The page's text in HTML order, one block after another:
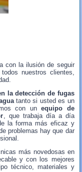
con la ilusión de seguir
nuestros clientes,
la detección de fugas
tanto si usted es un
con unequipo de
, que trabaja día a día
la forma más eficaz y
problemas hay que dar
más novedosas en
y con los mejores
técnico, materiales y